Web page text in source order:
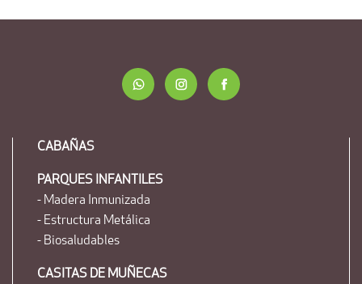
CABAÑAS
PARQUES INFANTILES
- Madera Inmunizada
- Estructura Metálica
- Biosaludables
CASITAS DE MUÑECAS